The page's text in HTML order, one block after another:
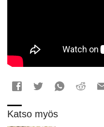
Katso myös